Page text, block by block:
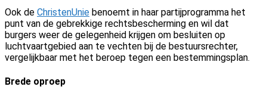
Ook de ChristenUnie benoemt in haar partijprogramma het
punt van de gebrekkige rechtsbescherming en wil dat
burgers weer de gelegenheid krijgen om besluiten op
luchtvaartgebied aan te vechten bij de bestuursrechter,
vergelijkbaar met het beroep tegen een bestemmingsplan.
Brede oproep